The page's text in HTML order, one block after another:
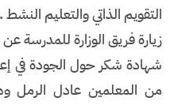
التقويم الذاتي والتعليم النشط .
زيارة فريق الوزارة للمدرسة
شهادة شكر حول الجودة في
من المعلمين عادل الرمل